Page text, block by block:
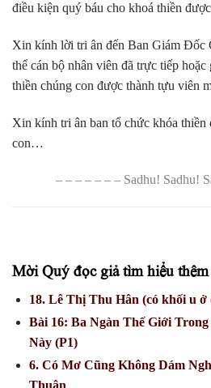
điều kiện quý báu cho khoá thiền
Xin kính lời tri ân đến Ban Giám Đốc
thể cán bộ nhân viên đã trực tiếp
thiền chúng con được thành tựu viên
Xin kính tri ân ban tổ chức khóa thiền
con…
– – – – – – – Sadhu! Sadhu!
Mời Quý đọc giả tìm hiểu
18. Lê Thị Thu Hân (có khối u ở
Bài 16: Ba Ngàn Thế Giới
Này (P1)
6. Có Mơ Cũng Không Dám
Thuận